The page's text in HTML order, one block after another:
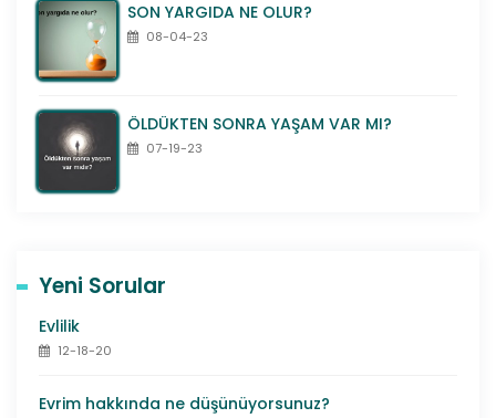
SON YARGIDA NE OLUR?
08-04-23
ÖLDÜKTEN SONRA YAŞAM VAR MI?
07-19-23
Yeni Sorular
Evlilik
12-18-20
Evrim hakkında ne düşünüyorsunuz?